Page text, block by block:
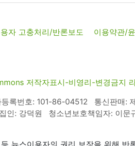
자 고충처리/반론보도 이용약관/
저작자표시-비영리-변경금지
록번호: 101-86-04512 통신판매:
인: 강덕원 청소년보호책임자: 이문
뉴스이용자의 권리 보장을 위해